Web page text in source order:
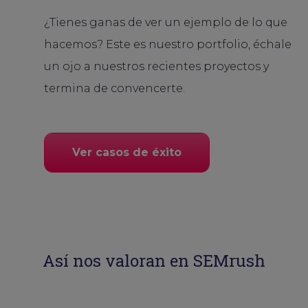
¿Tienes ganas de ver un ejemplo de lo que
hacemos? Este es nuestro portfolio, échale
un ojo a nuestros recientes proyectos y
termina de convencerte.
Ver casos de éxito
Así nos valoran en SEMrush